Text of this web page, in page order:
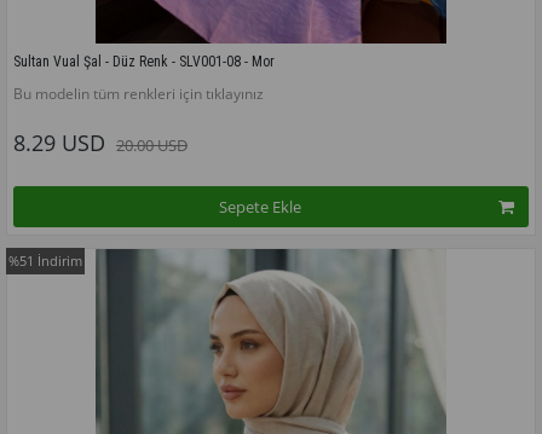
Sultan Vual Şal - Düz Renk - SLV001-08 - Mor
Bu modelin tüm renkleri için tıklayınız
8.29 USD 20.00 USD
Sepete Ekle
%51 İndirim